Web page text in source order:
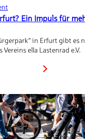
Ein Impuls für
in Erfurt gibt es
Vereins ella Lastenrad e.V.